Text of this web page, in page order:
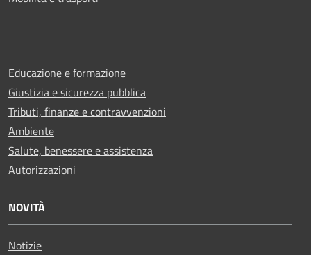
Educazione e formazione
Giustizia e sicurezza pubblica
Tributi, finanze e contravvenzioni
Ambiente
Salute, benessere e assistenza
Autorizzazioni
NOVITÀ
Notizie